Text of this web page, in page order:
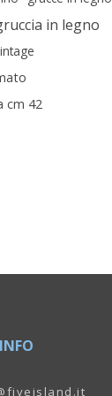
in legno
cm 42